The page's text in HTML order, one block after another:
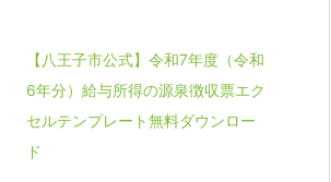
【八王子市公式】令和7年度（令和
6年分）給与所得の源泉徴収票エク
セルテンプレート無料ダウンロー
ド